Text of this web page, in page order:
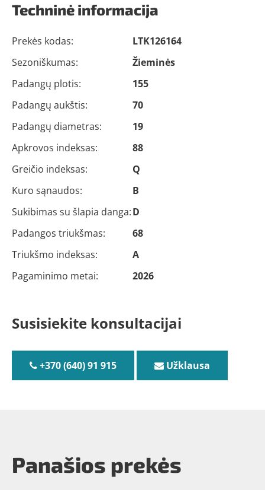
Techninė informacija
Prekės kodas:
LTK126164
Sezoniškumas:
Žieminės
Padangų plotis:
155
Padangų aukštis:
70
Padangų diametras:
19
Apkrovos indeksas:
88
Greičio indeksas:
Q
Kuro sąnaudos:
B
Sukibimas su šlapia danga:D
Padangos triukšmas:
68
Triukšmo indeksas:
A
Pagaminimo metai:
2026
Susisiekite konsultacijai
+370 (640) 91 915 Užklausa
Panašios prekės